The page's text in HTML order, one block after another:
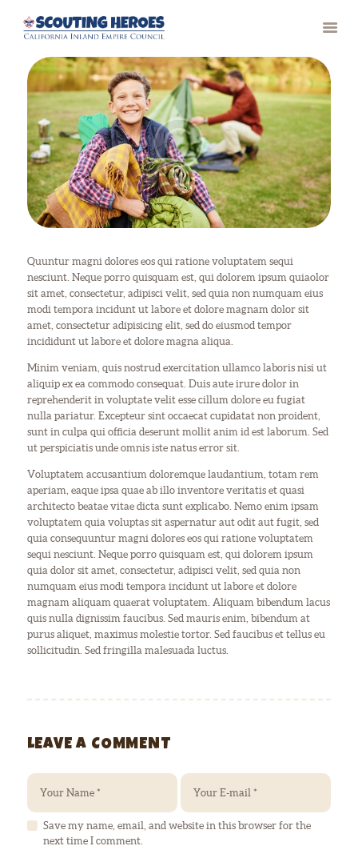
HOME
PAST RECIPIENTS
CONTACT
Quuntur magni dolores eos qui ratione voluptatem sequi
nesciunt. Neque porro quisquam est, qui dolorem ipsum quiaolor
sit amet, consectetur, adipisci velit, sed quia non numquam eius
modi tempora incidunt ut labore et dolore magnam dolor sit
amet, consectetur adipisicing elit, sed do eiusmod tempor
incididunt ut labore et dolore magna aliqua.
Minim veniam, quis nostrud exercitation ullamco laboris nisi ut
aliquip ex ea commodo consequat. Duis aute irure dolor in
reprehenderit in voluptate velit esse cillum dolore eu fugiat
nulla pariatur. Excepteur sint occaecat cupidatat non proident,
sunt in culpa qui officia deserunt mollit anim id est laborum. Sed
ut perspiciatis unde omnis iste natus error sit.
Voluptatem accusantium doloremque laudantium, totam rem
aperiam, eaque ipsa quae ab illo inventore veritatis et quasi
architecto beatae vitae dicta sunt explicabo. Nemo enim ipsam
voluptatem quia voluptas sit aspernatur aut odit aut fugit, sed
quia consequuntur magni dolores eos qui ratione voluptatem
sequi nesciunt. Neque porro quisquam est, qui dolorem ipsum
quia dolor sit amet, consectetur, adipisci velit, sed quia non
numquam eius modi tempora incidunt ut labore et dolore
magnam aliquam quaerat voluptatem. Aliquam bibendum lacus
quis nulla dignissim faucibus. Sed mauris enim, bibendum at
purus aliquet, maximus molestie tortor. Sed faucibus et tellus eu
sollicitudin. Sed fringilla malesuada luctus.
LEAVE A COMMENT
Save my name, email, and website in this browser for the
next time I comment.